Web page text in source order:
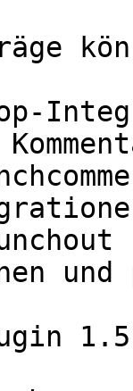
und